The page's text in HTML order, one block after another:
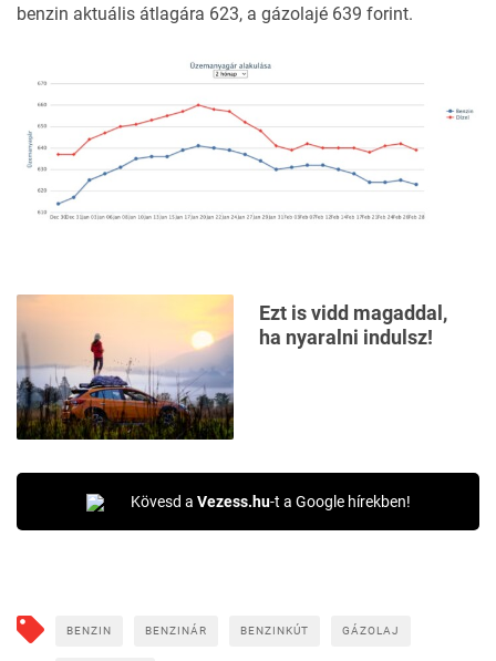
benzin aktuális átlagára 623, a gázolajé 639 forint.
Ezt is vidd magaddal,
ha nyaralni indulsz!
Kövesd a Vezess.hu-t a Google hírekben!
BENZIN BENZINÁR BENZINKÚT GÁZOLAJ